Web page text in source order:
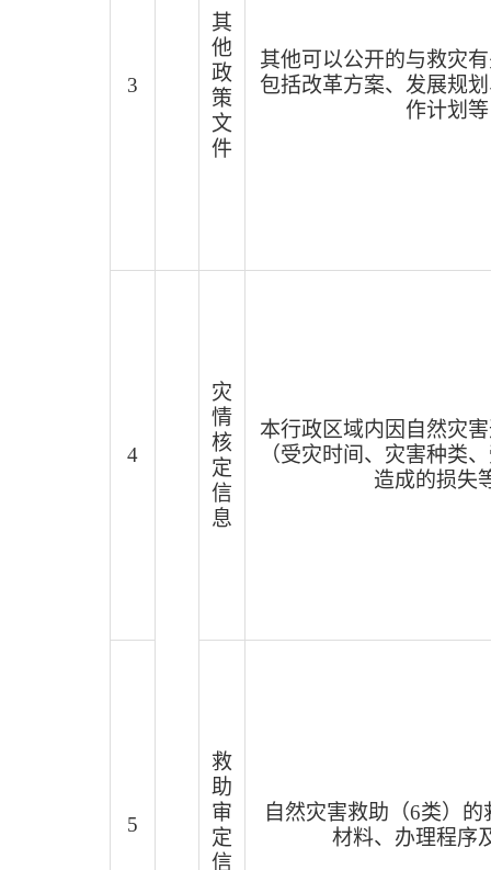
3
其
他
政
策
文
件
其他可以公开的与救灾
包括改革方案、发展规
作计划等
4
灾
情
核
定
信
息
本行政区域内因自然灾
（受灾时间、灾害种类
造成的损失
5
救
助
审
定
信
自然灾害救助（6类）的
材料、办理程序